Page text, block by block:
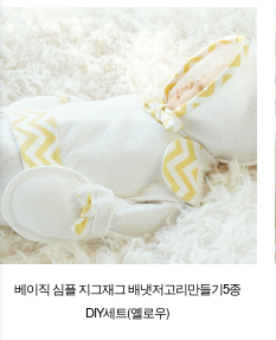
베이직 심플 지그재그 배냇저고리만들기5종
DIY세트(옐로우)